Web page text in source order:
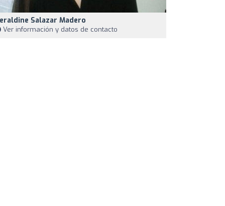
Salazar Madero
Ver información y datos de contacto